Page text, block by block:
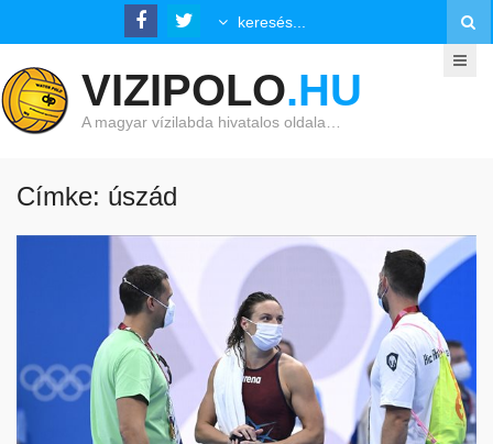
VIZIPOLO.HU
A magyar vízilabda hivatalos oldala…
Címke: úszád